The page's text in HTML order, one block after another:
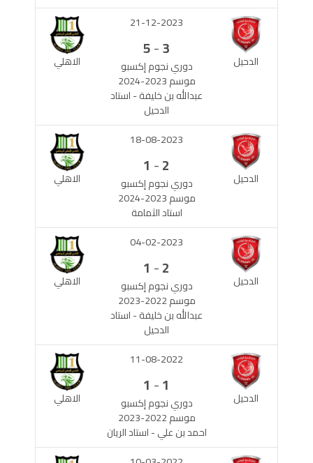
الدحيل الاهلي
21-12-2023
3
-
5
دوري نجوم إكسبو
موسم 2023-2024
عبدالله بن خليفة - استاد
الدحيل
الدحيل الاهلي
18-08-2023
2
-
1
دوري نجوم إكسبو
موسم 2023-2024
استاد الثمامة
الدحيل الاهلي
04-02-2023
2
-
1
دوري نجوم إكسبو
موسم 2022-2023
عبدالله بن خليفة - استاد
الدحيل
الدحيل الاهلي
11-08-2022
1
-
1
دوري نجوم إكسبو
موسم 2022-2023
احمد بن علي - استاد الريان